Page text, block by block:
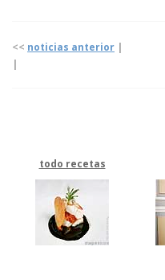
<< noticias anterior
todo recetas